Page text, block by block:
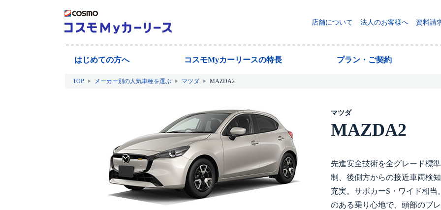
店舗について 法人のお客様へ 資料請
はじめての方へ コスモMyカーリースの特長 プラン・ご契約
TOP メーカー別の人気車種を選ぶ マツダ MAZDA2
マツダ
MAZDA2
先進安全技術を全グレード標
制、後側方からの接近車両検
充実。サポカーS・ワイド相
のある乗り心地で、頭部のブ